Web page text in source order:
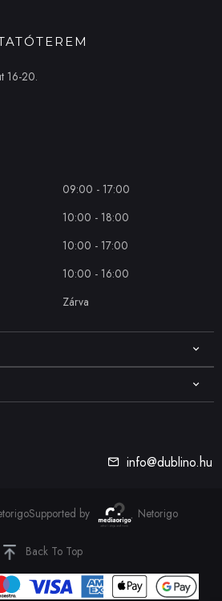
info@dublino.hu
16-20.
09:00 - 17:00
10:00 - 18:00
10:00 - 17:00
10:00 - 16:00
Zárva
Supported by Netorigo
Back To Top